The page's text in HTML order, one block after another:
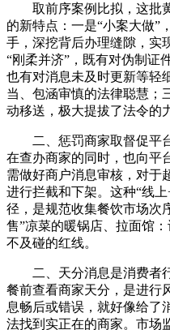
取前序案例比拟，这批黄
的新特点：一是“小案大做”
手，深挖背后办理缝隙，实
“刚柔并济”，既有对伪制证
也有对消息未及时更新等轻
当、包涵审慎的法律聪慧；
动移送，极大提拔了法令的
二、惩罚商家取督促平台
在查办商家的同时，也向平
需做好商户消息审核，对于
进行拦截和下架。这种“线
径，是规范收集餐饮市场次
售”凉菜的暖锅店、拉面馆
不及碰的红线。
二、天分消息是消费者行
餐前查看商家天分，是进行
息畅后或错误，就好像给了
法找到实正在的商家。市场